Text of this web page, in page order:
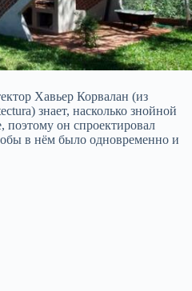
Хавьер Корвалан (из
знает, насколько знойной
поэтому он спроектировал
в нём было одновременно и